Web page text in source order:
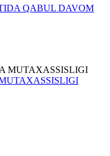
QABUL DAVOM